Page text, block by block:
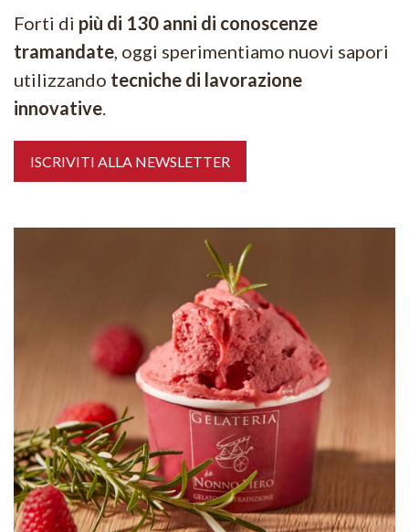
Forti di più di 130 anni di conoscenze
tramandate, oggi sperimentiamo nuovi sapori
utilizzando tecniche di lavorazione
innovative.
ISCRIVITI ALLA NEWSLETTER